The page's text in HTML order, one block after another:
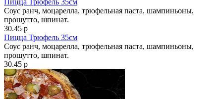
Соус ранч, моцарелла, трюфельная паста, шампиньоны,
прошутто, шпинат.
30.45 р
Пицца Трюфель 35см
Соус ранч, моцарелла, трюфельная паста, шампиньоны,
прошутто, шпинат.
30.45 р